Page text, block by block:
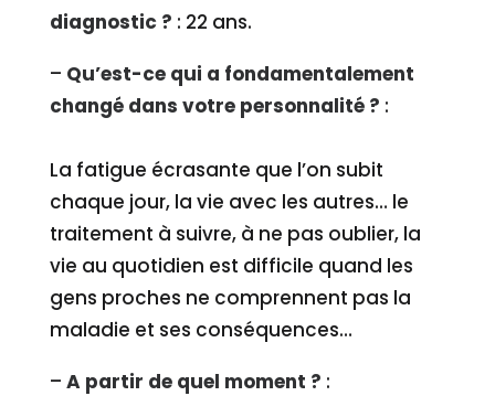
diagnostic ? : 22 ans.
– Qu’est-ce qui a fondamentalement
changé dans votre personnalité ? :
La fatigue écrasante que l’on subit
chaque jour, la vie avec les autres… le
traitement à suivre, à ne pas oublier, la
vie au quotidien est difficile quand les
gens proches ne comprennent pas la
maladie et ses conséquences…
– A partir de quel moment ? :